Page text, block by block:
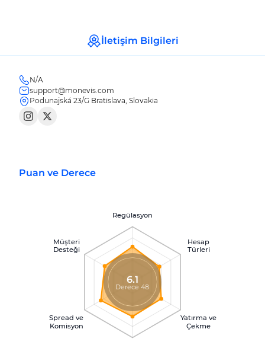
İletişim Bilgileri
N/A
support@monevis.com
Podunajská 23/G Bratislava, Slovakia
Puan ve Derece
Regülasyon
Hesap
Türleri
Yatırma ve
Çekme
Spread ve
Komisyon
Müşteri
Desteği
6.1
Derece 48